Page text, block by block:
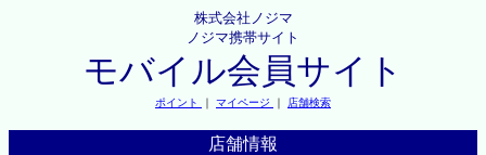
株式会社ノジマ
ノジマ携帯サイト
モバイル会員サイト
ポイント ｜ マイページ ｜ 店舗検索
店舗情報